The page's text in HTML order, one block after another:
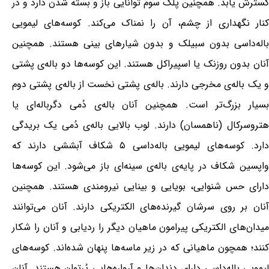
کنار نگهداری از چشم، آن را نمناک می‌کند. کوسه‌های لیمویی
باله‌داسی بدون سبیلک و بدون شیارهای بینی هستند. همچنین
آنان بدون روزنک یا اسپیراکل هستند. این کوسه‌ها دو باله‌ی پشتی
و یک باله‌ی مخرجی دارند. باله‌ی پشتی نخست از باله‌ی پشتی دوم
بسیار بزرگ‌تر است. همچنین آنان باله‌ی دُمی دگرباله‌ای یا
هتروسرکال (ناهمسان) دارند. لوب بالایی باله‌ی دُمی یک بریدگی
دارد. کوسه‌های لیمویی باله‌داسی ۵ شکاف آبششی دارند که
واپسین شکاف در پایه‌ی باله‌ی سینه‌ای باز می‌شود. این کوسه‌ها
دارای حس شنوایی، بویایی و بینایی نیرومندی هستند. همچنین
آنان بر روی سرشان گیرنده‌های الکتریکی دارند. آنان می‌توانند
میدان‌های الکتریکی پیرامون ماهیان دیگر را ردیابی و آنان را شکار
کنند؛ همچون ماهیانی که در زیر ماسه‌ها پنهان شده‌اند. کوسه‌های